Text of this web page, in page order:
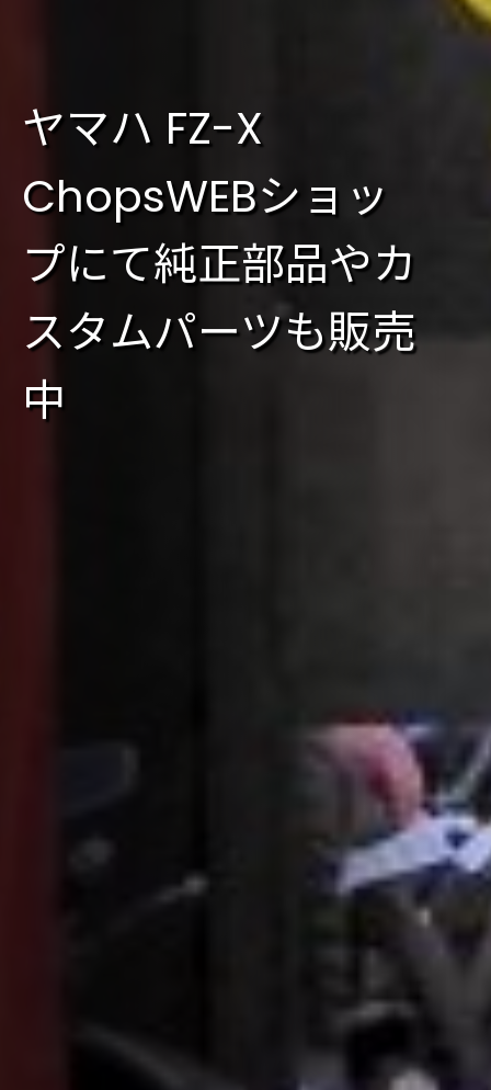
ヤマハ FZ-X
ChopsWEBショッ
プにて純正部品やカ
スタムパーツも販売
中